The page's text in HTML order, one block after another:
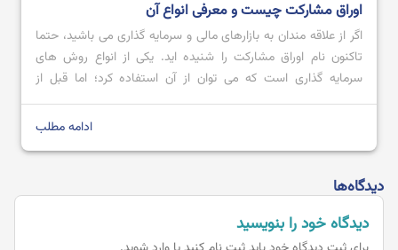
اوراق مشارکت چیست و معرفی انواع آن
اگر از علاقه مندان به بازارهای مالی و سرمایه گذاری می باشید، حتما
تاکنون نام اوراق مشارکت را شنیده اید. یکی از انواع روش های
سرمایه گذاری است که می توان از آن استفاده کرد؛ اما قبل از
استفاده بهتر است که اطلاعی را درمورد آن کسب کرد. به عنوان مثال،
ادامه مطلب
دیدگاه‌ها
دیدگاه خود را بنویسید